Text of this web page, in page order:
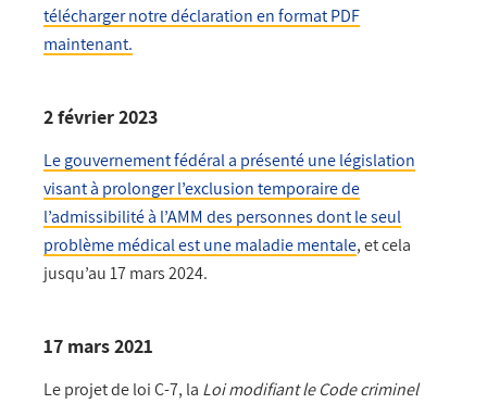
télécharger notre déclaration en format PDF
maintenant.
2 février 2023
Le gouvernement fédéral a présenté une législation
visant à prolonger l’exclusion temporaire de
l’admissibilité à l’AMM des personnes dont le seul
problème médical est une maladie mentale, et cela
jusqu’au 17 mars 2024.
17 mars 2021
Le projet de loi C-7, la Loi modifiant le Code criminel